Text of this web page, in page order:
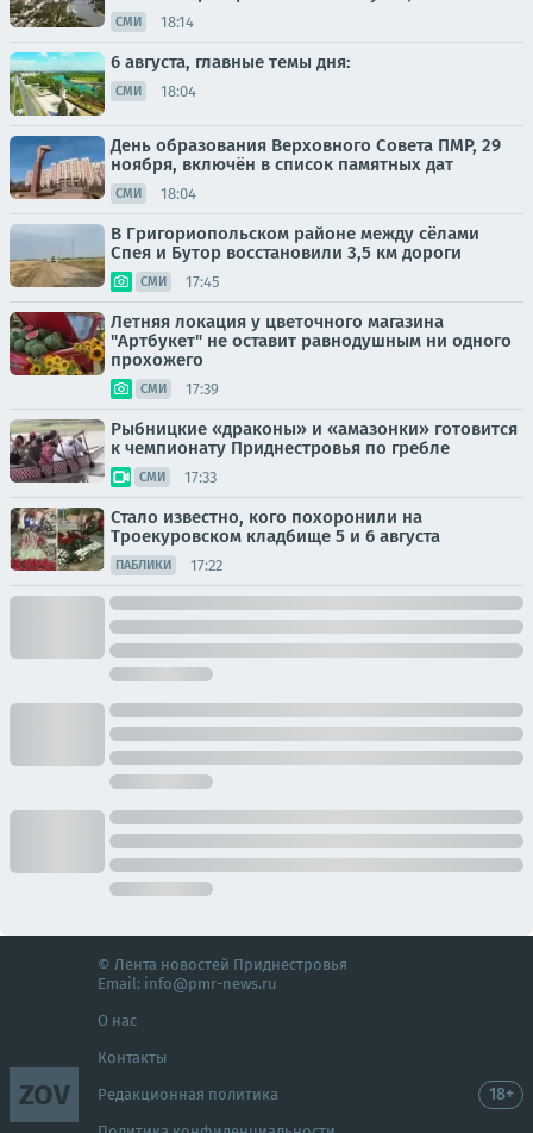
СМИ 18:14
6 августа, главные темы дня:
СМИ 18:04
День образования Верховного Совета ПМР, 29
ноября, включён в список памятных дат
СМИ 18:04
В Григориопольском районе между сёлами
Спея и Бутор восстановили 3,5 км дороги
СМИ 17:45
Летняя локация у цветочного магазина
"Артбукет" не оставит равнодушным ни одного
прохожего
СМИ 17:39
Рыбницкие «драконы» и «амазонки» готовится
к чемпионату Приднестровья по гребле
СМИ 17:33
Стало известно, кого похоронили на
Троекуровском кладбище 5 и 6 августа
ПАБЛИКИ 17:22
ZOV
© Лента новостей Приднестровья
Email: info@pmr-news.ru
О нас
Контакты
Редакционная политика 18+